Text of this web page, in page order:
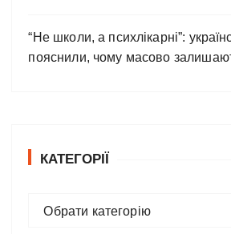
“Не школи, а психлікарні”:
пояснили, чому масово
КАТЕГОРІЇ
Обрати категорію